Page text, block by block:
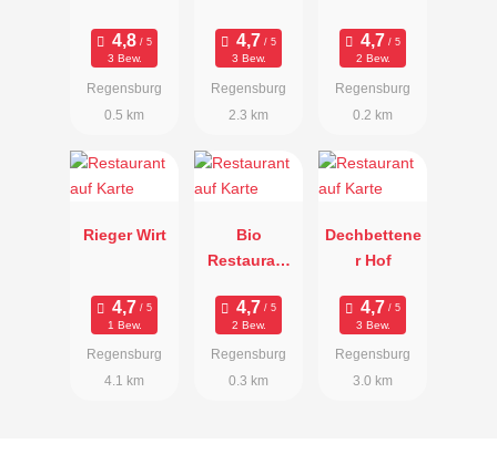
3 Bew.
Regensburg
0.5 km
3 Bew.
Regensburg
2.3 km
2 Bew.
Regensburg
0.2 km
Rieger Wirt
1 Bew.
Regensburg
4.1 km
Bio
Restaurant
2 Bew.
Regensburg
0.3 km
Dechbettene
r Hof
3 Bew.
Regensburg
3.0 km